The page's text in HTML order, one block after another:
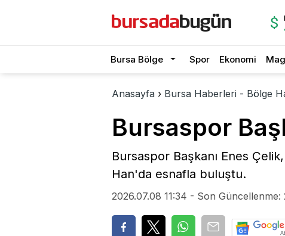
Bursa Bölge Spor Ekonomi
Anasayfa › Bursa Haberleri - Bölge
Bursaspor
Bursaspor Başkanı Enes
Han'da esnafla buluştu.
2026.07.08 11:34 - Son Güncellenme: